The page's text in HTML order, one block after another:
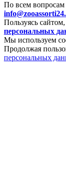
По всем
Пользуясь
персональных
Мы используем
Продолжая
персональных